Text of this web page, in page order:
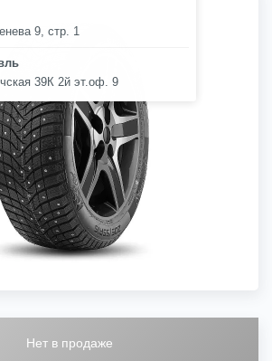
9, стр. 1
39К 2й эт.оф. 9
Нет в продаже